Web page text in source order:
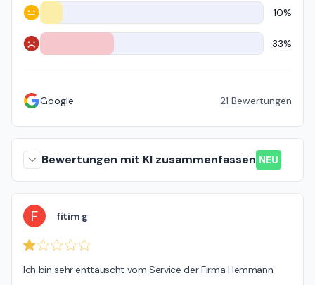
Neutral 10%
Negativ 33%
Google 21 Bewertungen
Bewertungen mit KI zusammenfassen NEU
F fitim g
Ich bin sehr enttäuscht vom Service der Firma Hemmann.